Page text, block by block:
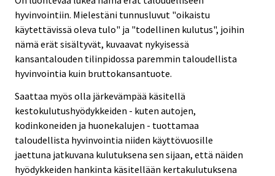
hyvinvointiin. Mielestäni tunnusluvut "oikaistu
käytettävissä oleva tulo" ja "todellinen kulutus", joihin
nämä erät sisältyvät, kuvaavat nykyisessä
kansantalouden tilinpidossa paremmin taloudellista
hyvinvointia kuin bruttokansantuote.
Saattaa myös olla järkevämpää käsitellä
kestokulutushyödykkeiden - kuten autojen,
kodinkoneiden ja huonekalujen - tuottamaa
taloudellista hyvinvointia niiden käyttövuosille
jaettuna jatkuvana kulutuksena sen sijaan, että näiden
hyödykkeiden hankinta käsitellään kertakulutuksena